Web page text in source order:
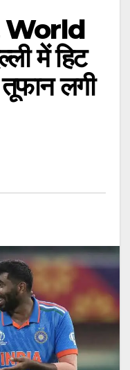
World
में हिट
तूफान लगी